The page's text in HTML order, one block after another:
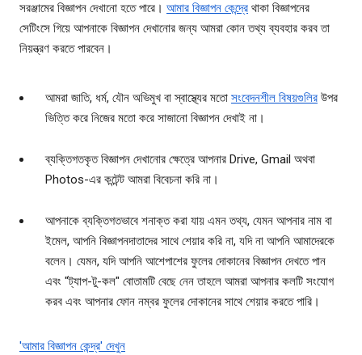
সরঞ্জামের বিজ্ঞাপন দেখানো হতে পারে। আমার বিজ্ঞাপন কেন্দ্রে থাকা বিজ্ঞাপনের
সেটিংসে গিয়ে আপনাকে বিজ্ঞাপন দেখানোর জন্য আমরা কোন তথ্য ব্যবহার করব তা
নিয়ন্ত্রণ করতে পারবেন।
আমরা জাতি, ধর্ম, যৌন অভিমুখ বা স্বাস্থ্যের মতো সংবেদনশীল বিষয়গুলির উপর
ভিত্তি করে নিজের মতো করে সাজানো বিজ্ঞাপন দেখাই না।
ব্যক্তিগতকৃত বিজ্ঞাপন দেখানোর ক্ষেত্রে আপনার Drive, Gmail অথবা
Photos-এর কন্টেন্ট আমরা বিবেচনা করি না।
আপনাকে ব্যক্তিগতভাবে শনাক্ত করা যায় এমন তথ্য, যেমন আপনার নাম বা
ইমেল, আপনি বিজ্ঞাপনদাতাদের সাথে শেয়ার করি না, যদি না আপনি আমাদেরকে
বলেন। যেমন, যদি আপনি আশেপাশের ফুলের দোকানের বিজ্ঞাপন দেখতে পান
এবং "ট্যাপ-টু-কল" বোতামটি বেছে নেন তাহলে আমরা আপনার কলটি সংযোগ
করব এবং আপনার ফোন নম্বর ফুলের দোকানের সাথে শেয়ার করতে পারি।
'আমার বিজ্ঞাপন কেন্দ্র' দেখুন